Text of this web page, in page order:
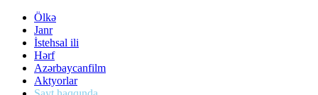
Ölkə
Janr
İstehsal ili
Hərf
Azərbaycanfilm
Aktyorlar